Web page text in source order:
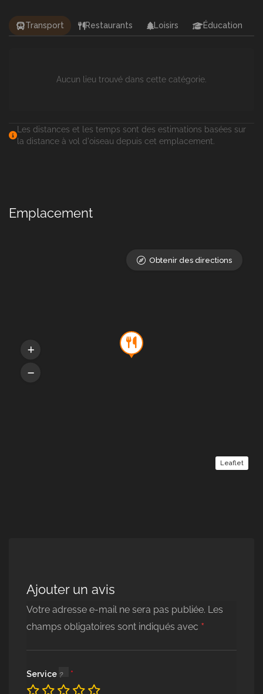
Transport Restaurants Loisirs Éducation
Aucun lieu trouvé dans cette catégorie.
Les distances et les temps sont des estimations basées sur
la distance à vol d'oiseau depuis cet emplacement.
Emplacement
Leaflet
Obtenir des directions
Ajouter un avis
Votre adresse e-mail ne sera pas publiée. Les
champs obligatoires sont indiqués avec *
Service